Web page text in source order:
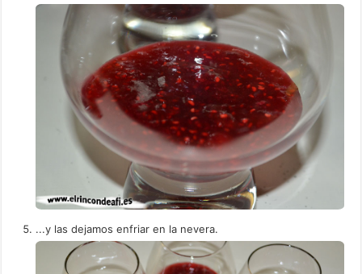
...y las dejamos enfriar en la nevera.